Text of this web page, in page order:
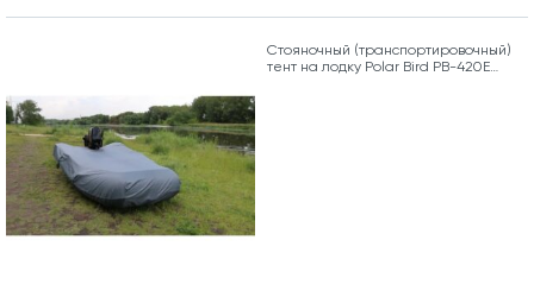
Стояночный (транспортировочный)
тент на лодку Polar Bird PB-420Е